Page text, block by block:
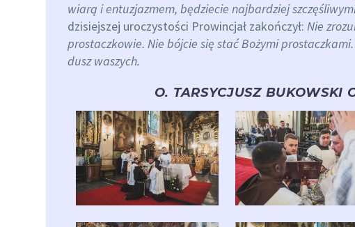
wiarą i entuzjazmem, będziecie najbardziej
dzisiejszej uroczystości Prowincjał zakończył: Nie
prostaczkowie. Nie bójcie się stać Bożymi
dusz waszych.
O. TARSYCJUSZ BUKOWSKI